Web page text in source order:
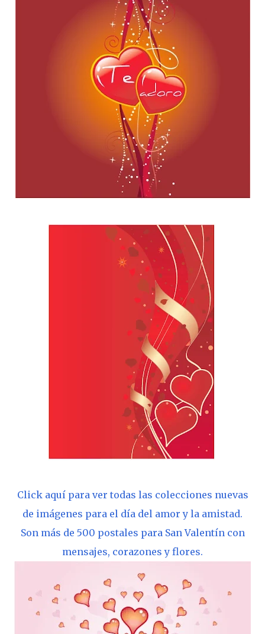
Click aquí para ver todas las colecciones nuevas
de imágenes para el día del amor y la amistad.
Son más de 500 postales para San Valentín con
mensajes, corazones y flores.